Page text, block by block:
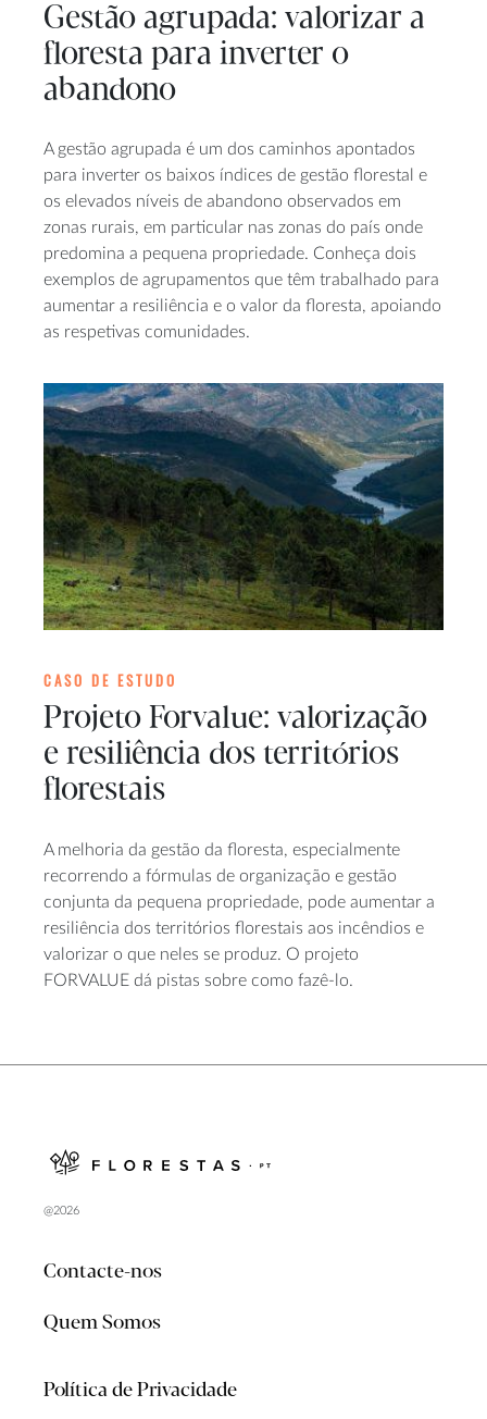
Gestão agrupada: valorizar a
floresta para inverter o
abandono
A gestão agrupada é um dos caminhos apontados
para inverter os baixos índices de gestão florestal e
os elevados níveis de abandono observados em
zonas rurais, em particular nas zonas do país onde
predomina a pequena propriedade. Conheça dois
exemplos de agrupamentos que têm trabalhado para
aumentar a resiliência e o valor da floresta, apoiando
as respetivas comunidades.
CASO DE ESTUDO
Projeto Forvalue: valorização
e resiliência dos territórios
florestais
A melhoria da gestão da floresta, especialmente
recorrendo a fórmulas de organização e gestão
conjunta da pequena propriedade, pode aumentar a
resiliência dos territórios florestais aos incêndios e
valorizar o que neles se produz. O projeto
FORVALUE dá pistas sobre como fazê-lo.
@2026
Contacte-nos
Quem Somos
Política de Privacidade